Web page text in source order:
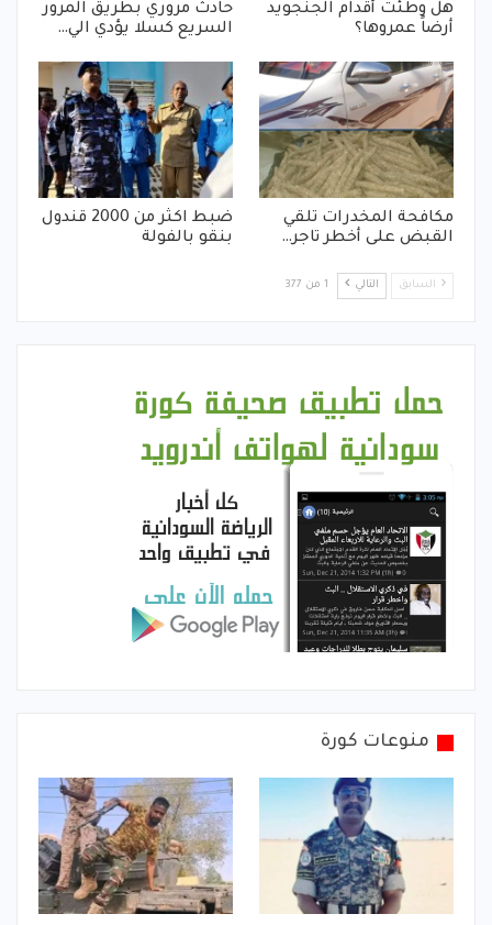
هل وطئت أقدام الجنجويد
أرضاً عمروها؟
حادث مروري بطريق المرور
السريع كسلا يؤدي الي…
مكافحة المخدرات تلقي
القبض على أخطر تاجر…
ضبط اكثر من 2000 قندول
بنقو بالفولة
السابق التالي 1 من 377
منوعات كورة